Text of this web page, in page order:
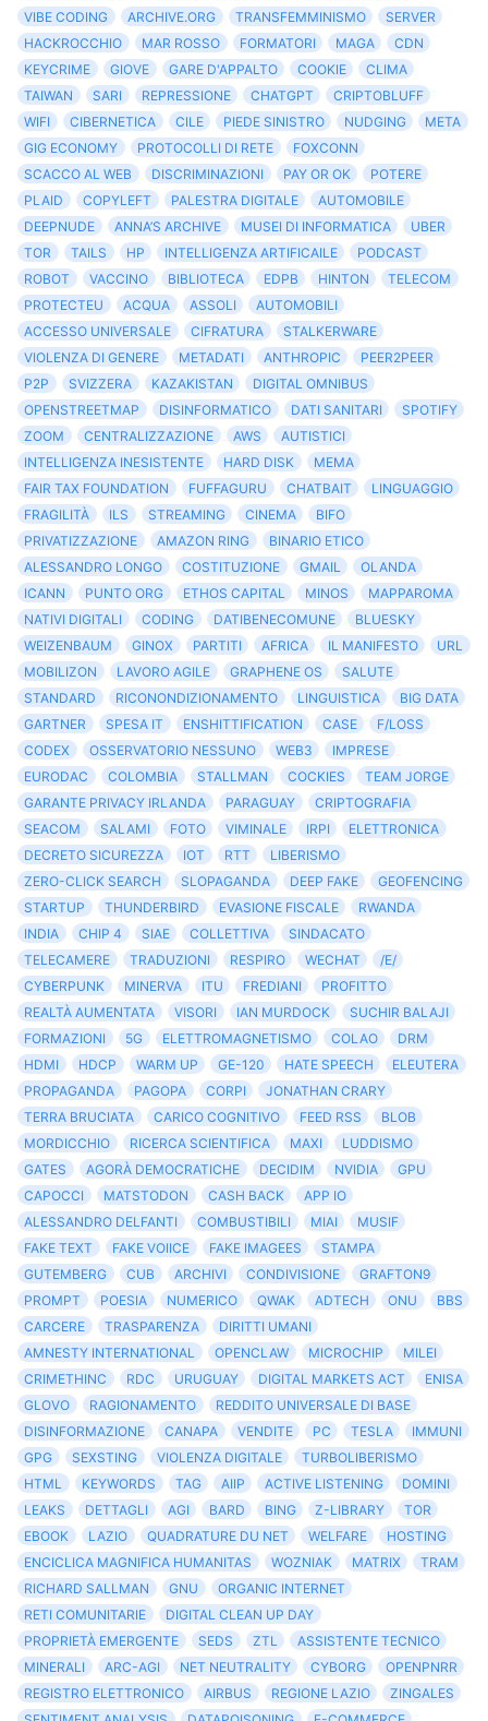
VIBE CODING
ARCHIVE.ORG TRANSFEMMINISMO
SERVER
HACKROCCHIO
MAR ROSSO FORMATORI MAGA
CDN
KEYCRIME
GIOVE GARE D'APPALTO COOKIE
CLIMA
TAIWAN
SARI REPRESSIONE CHATGPT
CRIPTOBLUFF
WIFI
CIBERNETICA CILE PIEDE SINISTRO NUDGING
META
GIG ECONOMY
PROTOCOLLI DI RETE
FOXCONN
SCACCO AL WEB
DISCRIMINAZIONI PAY OR OK
POTERE
PLAID
COPYLEFT PALESTRA DIGITALE
AUTOMOBILE
DEEPNUDE
ANNA’S ARCHIVE MUSEI DI INFORMATICA
UBER
TOR
TAILS HP INTELLIGENZA ARTIFICAILE
PODCAST
ROBOT
VACCINO BIBLIOTECA EDPB HINTON
TELECOM
PROTECTEU
ACQUA ASSOLI
AUTOMOBILI
ACCESSO UNIVERSALE
CIFRATURA
STALKERWARE
VIOLENZA DI GENERE
METADATI ANTHROPIC
PEER2PEER
P2P
SVIZZERA KAZAKISTAN
DIGITAL OMNIBUS
OPENSTREETMAP
DISINFORMATICO DATI SANITARI
SPOTIFY
ZOOM
CENTRALIZZAZIONE AWS
AUTISTICI
INTELLIGENZA INESISTENTE
HARD DISK
MEMA
FAIR TAX FOUNDATION
FUFFAGURU CHATBAIT
LINGUAGGIO
FRAGILITÀ
ILS STREAMING CINEMA
BIFO
PRIVATIZZAZIONE
AMAZON RING
BINARIO ETICO
ALESSANDRO LONGO
COSTITUZIONE GMAIL
OLANDA
ICANN
PUNTO ORG ETHOS CAPITAL MINOS
MAPPAROMA
NATIVI DIGITALI
CODING DATIBENECOMUNE
BLUESKY
WEIZENBAUM
GINOX PARTITI AFRICA IL MANIFESTO
URL
MOBILIZON
LAVORO AGILE GRAPHENE OS
SALUTE
STANDARD
RICONONDIZIONAMENTO LINGUISTICA
BIG DATA
GARTNER
SPESA IT ENSHITTIFICATION CASE
F/LOSS
CODEX
OSSERVATORIO NESSUNO WEB3
IMPRESE
EURODAC
COLOMBIA STALLMAN COCKIES
TEAM JORGE
GARANTE PRIVACY IRLANDA
PARAGUAY
CRIPTOGRAFIA
SEACOM
SALAMI FOTO VIMINALE IRPI
ELETTRONICA
DECRETO SICUREZZA
IOT RTT
LIBERISMO
ZERO-CLICK SEARCH
SLOPAGANDA DEEP FAKE
GEOFENCING
STARTUP
THUNDERBIRD EVASIONE FISCALE
RWANDA
INDIA
CHIP 4 SIAE COLLETTIVA
SINDACATO
TELECAMERE
TRADUZIONI RESPIRO WECHAT
/E/
CYBERPUNK
MINERVA ITU FREDIANI
PROFITTO
REALTÀ AUMENTATA
VISORI IAN MURDOCK
SUCHIR BALAJI
FORMAZIONI
5G ELETTROMAGNETISMO COLAO
DRM
HDMI
HDCP WARM UP GE-120 HATE SPEECH
ELEUTERA
PROPAGANDA
PAGOPA CORPI
JONATHAN CRARY
TERRA BRUCIATA
CARICO COGNITIVO FEED RSS
BLOB
MORDICCHIO
RICERCA SCIENTIFICA MAXI
LUDDISMO
GATES
AGORÀ DEMOCRATICHE DECIDIM NVIDIA
GPU
CAPOCCI
MATSTODON CASH BACK
APP IO
ALESSANDRO DELFANTI
COMBUSTIBILI MIAI
MUSIF
FAKE TEXT
FAKE VOIICE FAKE IMAGEES
STAMPA
GUTEMBERG
CUB ARCHIVI CONDIVISIONE
GRAFTON9
PROMPT
POESIA NUMERICO QWAK ADTECH ONU
BBS
CARCERE
TRASPARENZA
DIRITTI UMANI
AMNESTY INTERNATIONAL
OPENCLAW MICROCHIP
MILEI
CRIMETHINC
RDC URUGUAY DIGITAL MARKETS ACT
ENISA
GLOVO
RAGIONAMENTO
REDDITO UNIVERSALE DI BASE
DISINFORMAZIONE
CANAPA VENDITE PC TESLA
IMMUNI
GPG
SEXSTING VIOLENZA DIGITALE
TURBOLIBERISMO
HTML
KEYWORDS TAG AIIP ACTIVE LISTENING
DOMINI
LEAKS
DETTAGLI AGI BARD BING Z-LIBRARY
TOR
EBOOK
LAZIO QUADRATURE DU NET WELFARE
HOSTING
ENCICLICA MAGNIFICA HUMANITAS
WOZNIAK MATRIX
TRAM
RICHARD SALLMAN
GNU
ORGANIC INTERNET
RETI COMUNITARIE
DIGITAL CLEAN UP DAY
PROPRIETÀ EMERGENTE
SEDS ZTL
ASSISTENTE TECNICO
MINERALI
ARC-AGI NET NEUTRALITY CYBORG
OPENPNRR
REGISTRO ELETTRONICO
AIRBUS REGIONE LAZIO
ZINGALES